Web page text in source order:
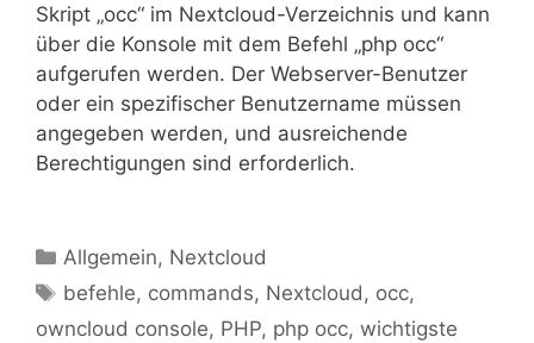
Skript „occ“ im Nextcloud-Verzeichnis und kann
über die Konsole mit dem Befehl „php occ“
aufgerufen werden. Der Webserver-Benutzer
oder ein spezifischer Benutzername müssen
angegeben werden, und ausreichende
Berechtigungen sind erforderlich.
Kategorien
Allgemein, Nextcloud
Schlagwörter
befehle, commands, Nextcloud , occ,
owncloud console, PHP, php occ, wichtigste